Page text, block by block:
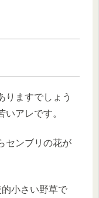
りますでしょう
アレです。
センブリの花が
小さい野草で